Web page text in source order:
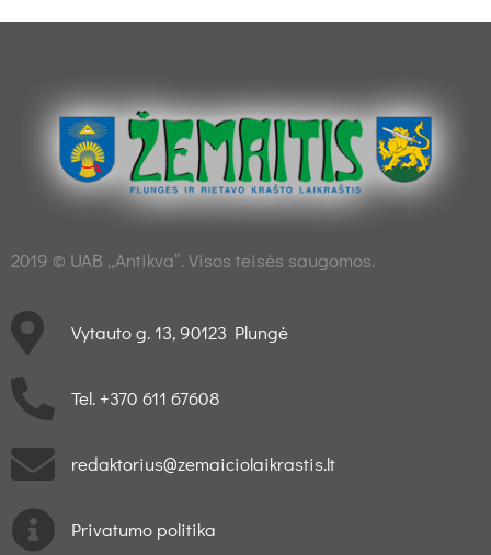
2019 © UAB „Antikva“. Visos teisės saugomos.
Vytauto g. 13, 90123 Plungė
Tel. +370 611 67608
redaktorius@zemaiciolaikrastis.lt
Privatumo politika